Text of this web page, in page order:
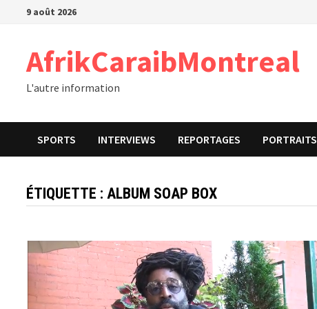
Passer9 août 2026
AfrikCaraibMontreal
L'autre information
SPORTS INTERVIEWS REPORTAGES PORTRAITS
ÉTIQUETTE :ALBUM SOAP BOX